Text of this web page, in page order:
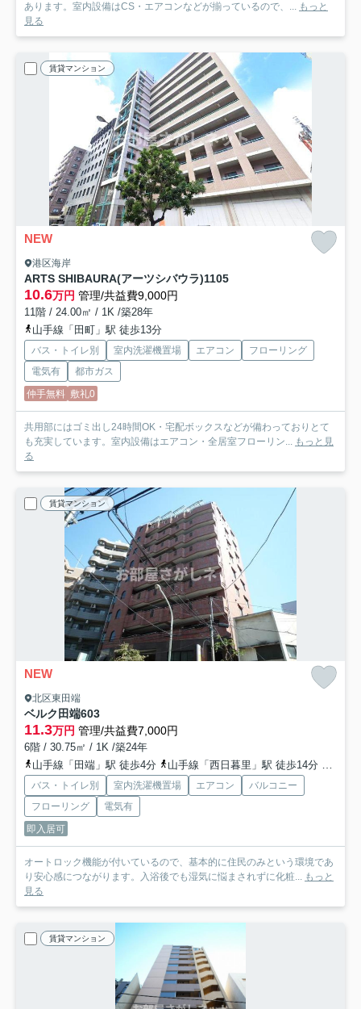
あります。室内設備はCS・エアコンなどが揃っているので、... もっと
見る
賃貸マンション
NEW
港区海岸
ARTS SHIBAURA(アーツシバウラ)1105
10.6万円 管理/共益費9,000円
11階 / 24.00㎡ / 1K /築28年
山手線「田町」駅 徒歩13分
バス・トイレ別 室内洗濯機置場 エアコン
フローリング
電気有
都市ガス
仲手無料 敷礼0
共用部にはゴミ出し24時間OK・宅配ボックスなどが備わっておりとて
も充実しています。室内設備はエアコン・全居室フローリン... もっと見
る
賃貸マンション
NEW
北区東田端
ベルク田端603
11.3万円 管理/共益費7,000円
6階 / 30.75㎡ / 1K /築24年
山手線「田端」駅 徒歩4分
山手線「西日暮里」駅 徒歩14分 山手
バス・トイレ別 室内洗濯機置場 エアコン
バルコニー
フローリング
電気有
即入居可
オートロック機能が付いているので、基本的に住民のみという環境であ
り安心感につながります。入浴後でも湿気に悩まされずに化粧... もっと
見る
賃貸マンション